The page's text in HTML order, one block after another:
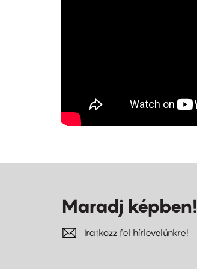
Maradj képben!
Iratkozz fel hírlevelünkre!